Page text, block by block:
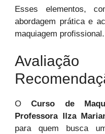
Esses elementos,
abordagem prática e
maquiagem profissional.
OCurso de
Professora Ilza
para quem busca